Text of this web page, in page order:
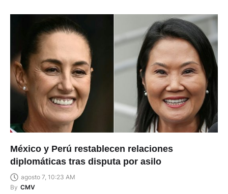
México y Perú restablecen relaciones
diplomáticas tras disputa por asilo
agosto 7, 10:23 AM
By CMV